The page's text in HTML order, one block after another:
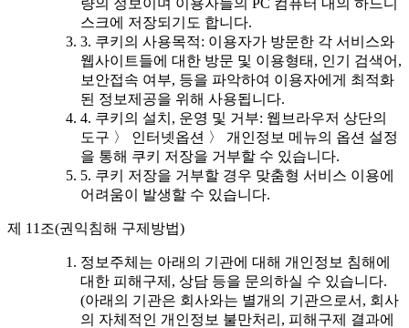
스크에 저장되기도 합니다.
3. 쿠키의 사용목적: 이용자가 방문한 각 서비스와
웹사이트들에 대한 방문 및 이용형태, 인기 검색어,
보안접속 여부, 등을 파악하여 이용자에게 최적화
된 정보제공을 위해 사용됩니다.
4. 쿠키의 설치, 운영 및 거부: 웹브라우저 상단의
도구 〉 인터넷옵션 〉 개인정보 메뉴의 옵션 설정
을 통해 쿠키 저장을 거부할 수 있습니다.
5. 쿠키 저장을 거부할 경우 맞춤형 서비스 이용에
어려움이 발생할 수 있습니다.
제 11조(권익침해 구제방법)
정보주체는 아래의 기관에 대해 개인정보 침해에
대한 피해구제, 상담 등을 문의하실 수 있습니다.
(아래의 기관은 회사와는 별개의 기관으로서, 회사
의 자체적인 개인정보 불만처리, 피해구제 결과에